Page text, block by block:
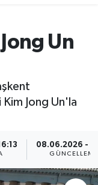
Un
Jong Un'la
08.06.2026 -
GÜNCELLEME